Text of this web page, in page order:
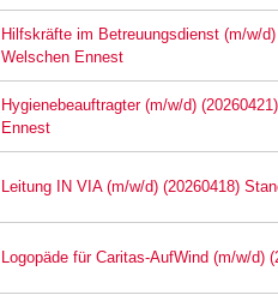
Hilfskräfte im Betreuungsdienst (m/w/
Welschen Ennest
Hygienebeauftragter (m/w/d)
Ennest
Leitung IN VIA (m/w/d) (20260418)
Logopäde für Caritas-AufWind (m/w/d)